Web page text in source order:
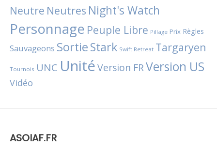
Neutre Neutres Night's Watch
Personnage Peuple Libre Pillage Prix Règles
Sauvageons SortieStark Swift Retreat Targaryen
Tournois UNC UnitéVersion FRVersion US
Vidéo
ASOIAF.FR